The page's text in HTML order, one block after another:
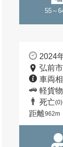
55～
2024
弘前
車両
軽貨
死亡(0)
距離962m